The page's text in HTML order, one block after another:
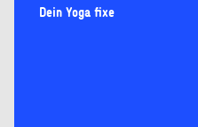
Dein Yoga fixe